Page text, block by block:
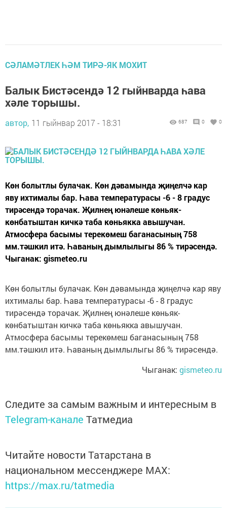
СӘЛАМӘТЛЕК ҺӘМ ТИРӘ-ЯК МОХИТ
Балык Бистәсендә 12 гыйнварда һава
хәле торышы.
автор, 11 гыйнвар 2017 - 18:31 687 0 0
Көн болытлы булачак. Көн дәвамында җиңелчә кар
яву ихтималы бар. Һава температурасы -6 - 8 градус
тирәсендә торачак. Җилнең юнәлеше көньяк-
көнбатыштан кичкә таба көньякка авышучан.
Атмосфера басымы терекөмеш баганасының 758
мм.тәшкил итә. Һаваның дымлылыгы 86 % тирәсендә.
Чыганак: gismeteo.ru
Көн болытлы булачак. Көн дәвамында җиңелчә кар яву
ихтималы бар. Һава температурасы -6 - 8 градус
тирәсендә торачак. Җилнең юнәлеше көньяк-
көнбатыштан кичкә таба көньякка авышучан.
Атмосфера басымы терекөмеш баганасының 758
мм.тәшкил итә. Һаваның дымлылыгы 86 % тирәсендә.
Чыганак: gismeteo.ru
Следите за самым важным и интересным в
Telegram-канале Татмедиа
Читайте новости Татарстана в
национальном мессенджере MАХ:
https://max.ru/tatmedia